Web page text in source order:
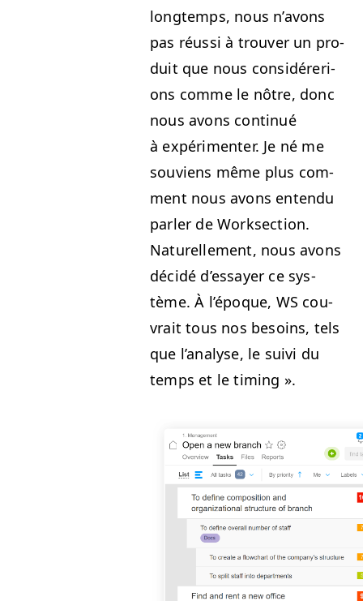
longtemps, nous n’avons
pas réus­si à trou­ver un pro­
duit que nous con­sid­ére­ri­
ons comme le nôtre, donc
nous avons con­tin­ué
à expéri­menter. Je né me
sou­viens même plus com­
ment nous avons enten­du
par­ler de Work­sec­tion.
Naturelle­ment, nous avons
décidé d’es­say­er ce sys­
tème. À l’époque, WS cou­
vrait tous nos besoins, tels
que l’analyse, le suivi du
temps et le timing ».